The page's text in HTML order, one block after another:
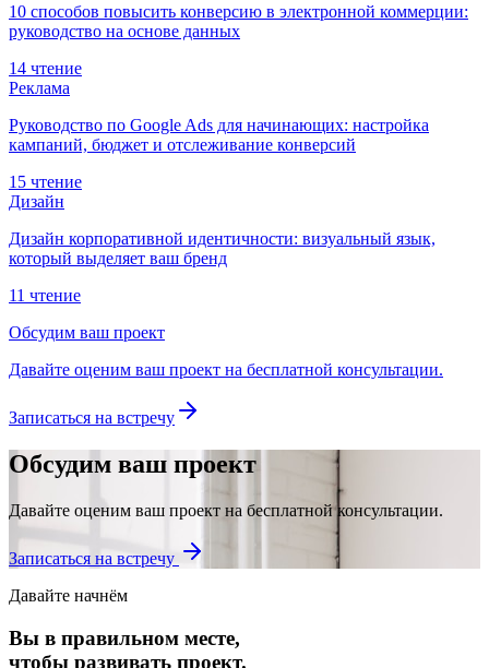
10 способов повысить конверсию в электронной коммерции:
руководство на основе данных
14 чтение
Реклама
Руководство по Google Ads для начинающих: настройка
кампаний, бюджет и отслеживание конверсий
15 чтение
Дизайн
Дизайн корпоративной идентичности: визуальный язык,
который выделяет ваш бренд
11 чтение
Обсудим ваш проект
Давайте оценим ваш проект на бесплатной консультации.
Записаться на встречу
Обсудим ваш проект
Давайте оценим ваш проект на бесплатной консультации.
Записаться на встречу
Давайте начнём
Вы в правильном месте,
чтобы развивать проект.